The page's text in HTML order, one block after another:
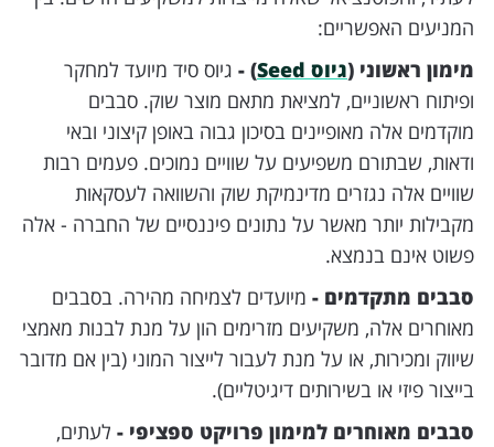
המניעים האפשריים:
מימון ראשוני (גיוס Seed ) - גיוס סיד מיועד למחקר
ופיתוח ראשוניים, למציאת מתאם מוצר שוק. סבבים
מוקדמים אלה מאופיינים בסיכון גבוה באופן קיצוני ובאי
ודאות, שבתורם משפיעים על שוויים נמוכים. פעמים רבות
שוויים אלה נגזרים מדינמיקת שוק והשוואה לעסקאות
מקבילות יותר מאשר על נתונים פיננסיים של החברה - אלה
פשוט אינם בנמצא.
סבבים מתקדמים - מיועדים לצמיחה מהירה. בסבבים
מאוחרים אלה, משקיעים מזרימים הון על מנת לבנות מאמצי
שיווק ומכירות, או על מנת לעבור לייצור המוני (בין אם מדובר
בייצור פיזי או בשירותים דיגיטליים).
סבבים מאוחרים למימון פרויקט ספציפי - לעתים,